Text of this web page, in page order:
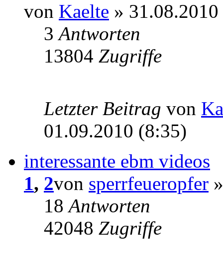
von Kaelte »
3Antworten
13804 Zugriffe
Letzter Beitrag von
01.09.2010 (8:35)
interessante ebm videos
1, 2von sperrfeueropfer
18Antworten
42048 Zugriffe